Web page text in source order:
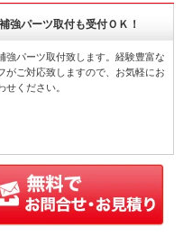
強パーツ取付も受付ＯＫ！
強パーツ取付致します。経験豊富な
がご対応致しますので、お気軽にお
せください。